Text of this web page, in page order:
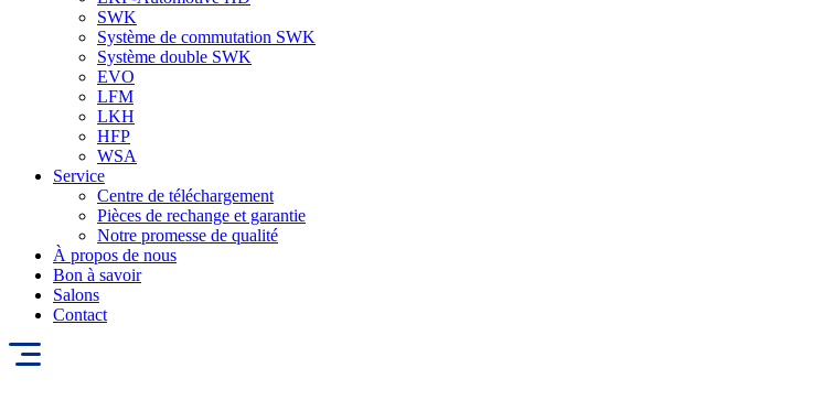
SWK
Système de commutation SWK
Système double SWK
EVO
LFM
LKH
HFP
WSA
Service
Centre de téléchargement
Pièces de rechange et garantie
Notre promesse de qualité
À propos de nous
Bon à savoir
Salons
Contact